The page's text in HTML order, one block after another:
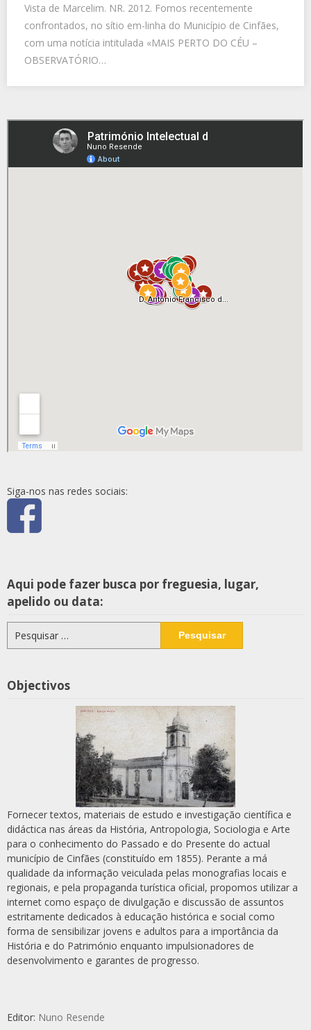
Vista de Marcelim. NR. 2012. Fomos recentemente
confrontados, no sítio em-linha do Município de Cinfães,
com uma notícia intitulada «MAIS PERTO DO CÉU –
OBSERVATÓRIO…
Siga-nos nas redes sociais:
Aqui pode fazer busca por freguesia, lugar,
apelido ou data:
por:
Objectivos
Fornecer textos, materiais de estudo e investigação científica e
didáctica nas áreas da História, Antropologia, Sociologia e Arte
para o conhecimento do Passado e do Presente do actual
município de Cinfães (constituído em 1855). Perante a má
qualidade da informação veiculada pelas monografias locais e
regionais, e pela propaganda turística oficial, propomos utilizar a
internet como espaço de divulgação e discussão de assuntos
estritamente dedicados à educação histórica e social como
forma de sensibilizar jovens e adultos para a importância da
História e do Património enquanto impulsionadores de
desenvolvimento e garantes de progresso.
Editor: Nuno Resende